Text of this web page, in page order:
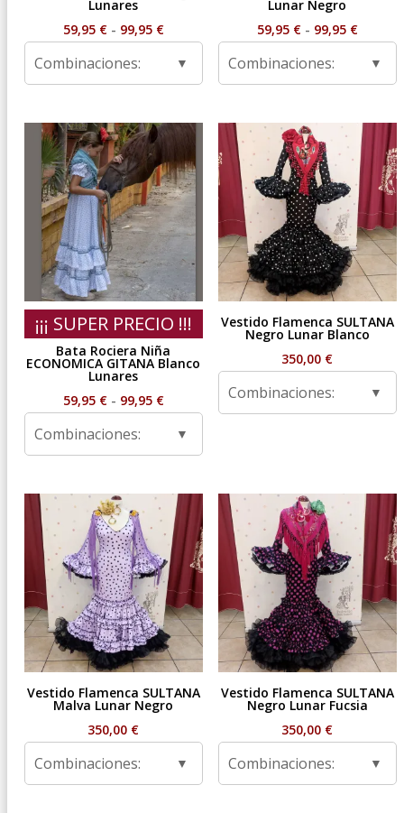
Lunares
59,95 € - 99,95 €Rango
59,95 €
99,95 €
Combinaciones:
Lunar Negro
59,95 € - 99,95 €Rango
59,95 €
hasta
99,95 €
Combinaciones:
¡¡¡ SUPER PRECIO !!!
Bata Rociera Niña
ECONOMICA GITANA Blanco
Lunares
59,95 € - 99,95 €Rango
59,95 €
hasta
99,95 €
Combinaciones:
Vestido Flamenca SULTANA
Negro Lunar Blanco
350,00 €
Combinaciones:
Vestido Flamenca SULTANA
Malva Lunar Negro
350,00 €
Combinaciones:
Vestido Flamenca SULTANA
Negro Lunar Fucsia
350,00 €
Combinaciones: